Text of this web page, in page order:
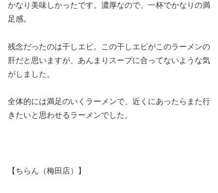
かなり美味しかったです。濃厚なので、一杯でかなりの満
足感。
残念だったのは干しエビ。この干しエビがこのラーメンの
肝だと思いますが、あんまりスープに合ってないような気
がしました。
全体的には満足のいくラーメンで、近くにあったらまた行
きたいと思わせるラーメンでした。
【ちらん（梅田店）】